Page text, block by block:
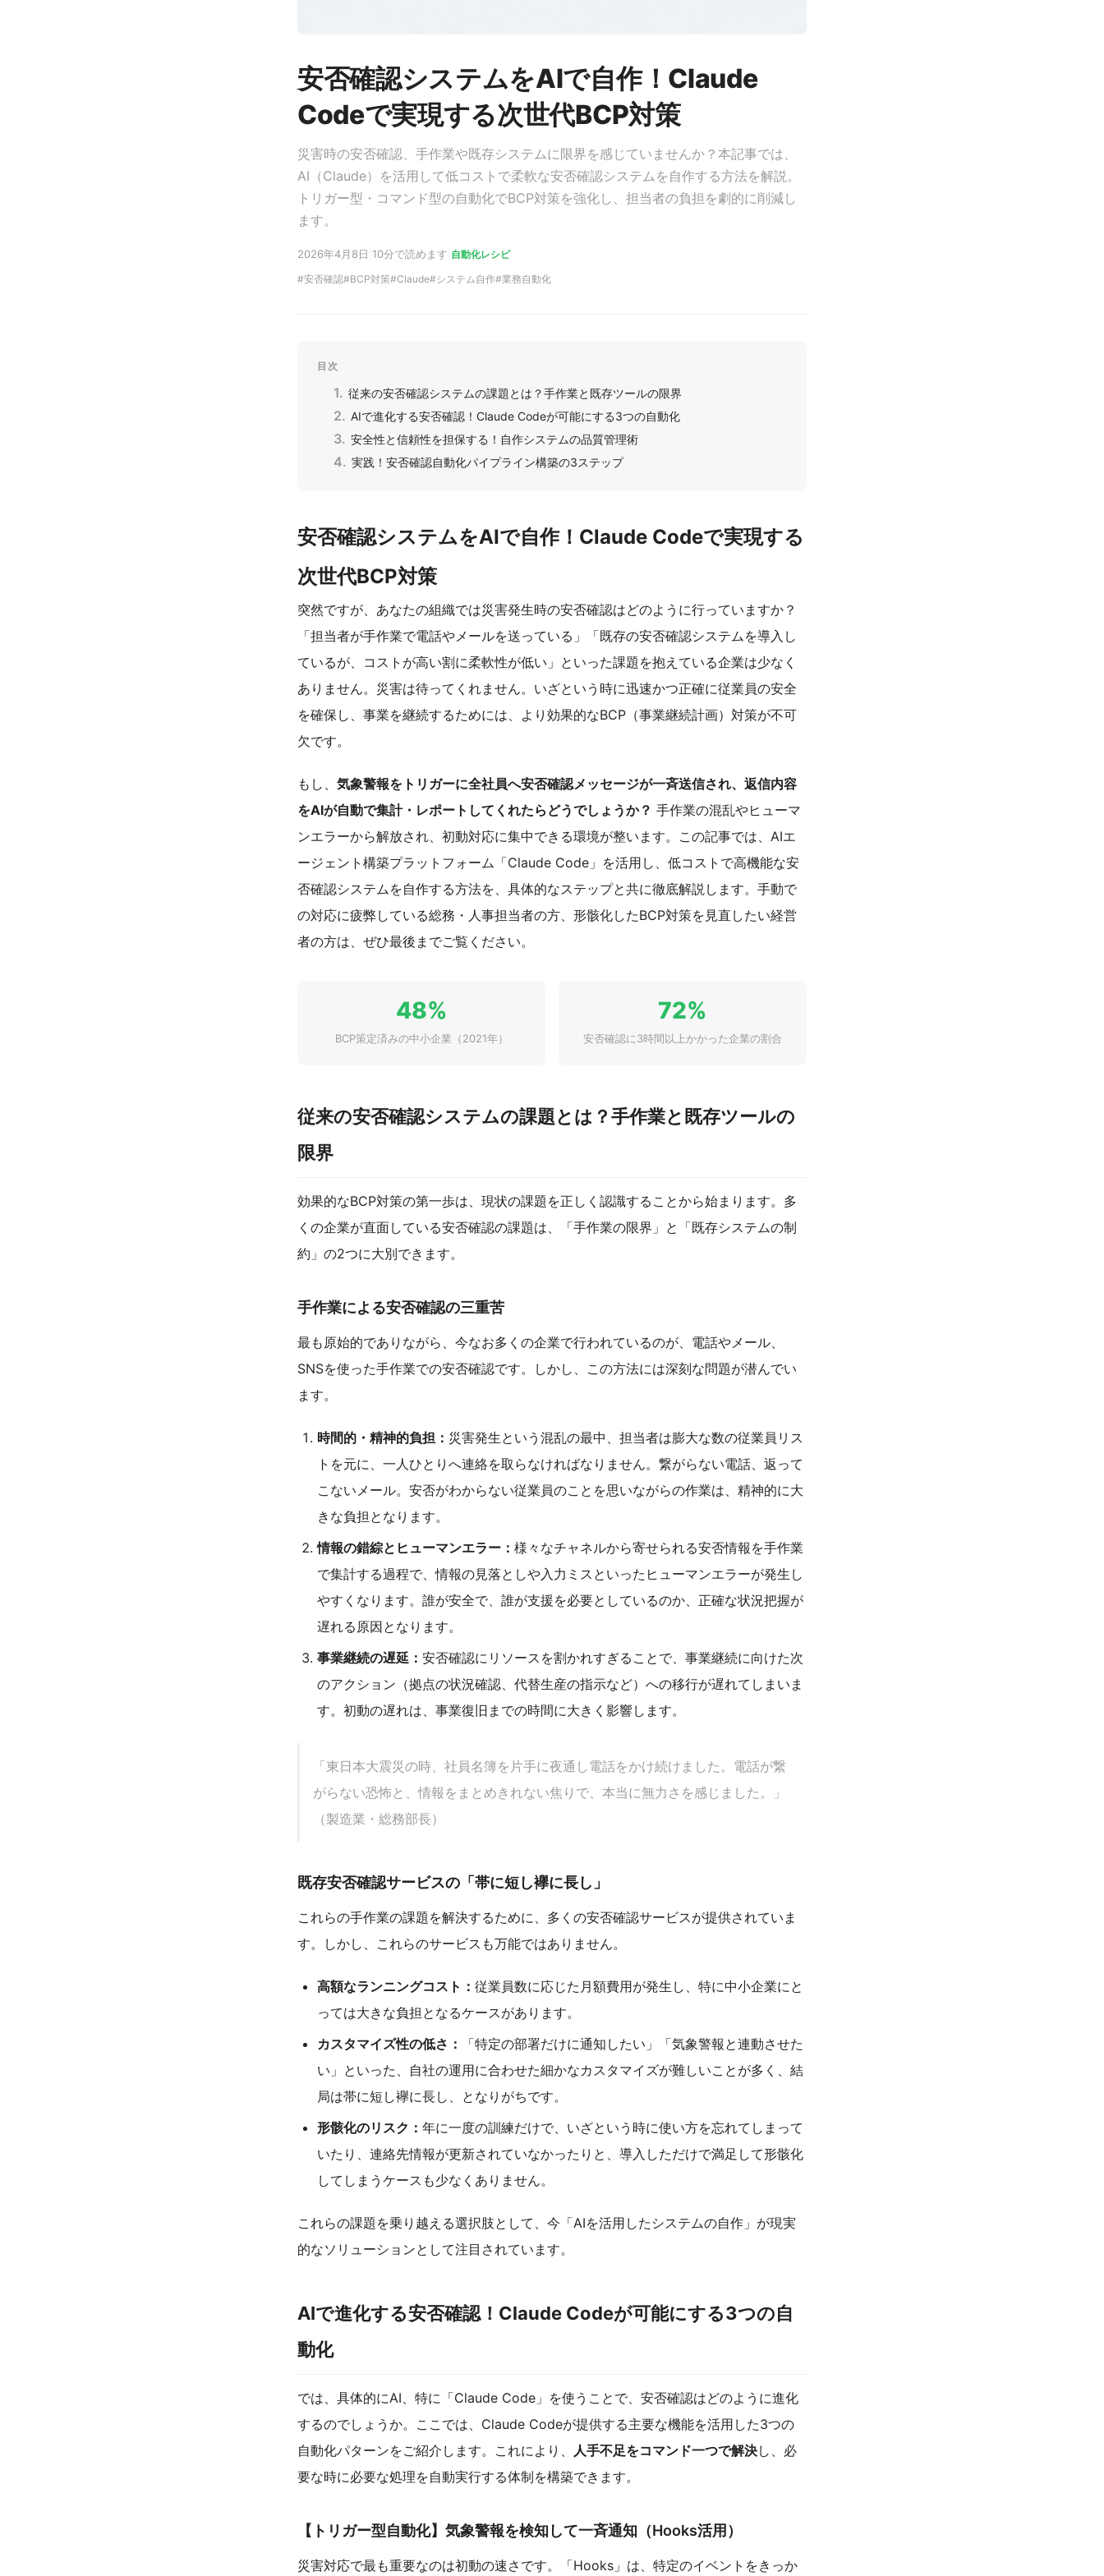
安否確認システムをAIで自作！Claude
Codeで実現する次世代BCP対策
災害時の安否確認、手作業や既存システムに限界を感じていませんか？本記事では、
AI（Claude）を活用して低コストで柔軟な安否確認システムを自作する方法を解説。
トリガー型・コマンド型の自動化でBCP対策を強化し、担当者の負担を劇的に削減し
ます。
2026年4月8日 10分で読めます 自動化レシピ
安否確認 BCP対策 Claude システム自作 業務自動化
目次
従来の安否確認システムの課題とは？手作業と既存ツールの限界
AIで進化する安否確認！Claude Codeが可能にする3つの自動化
安全性と信頼性を担保する！自作システムの品質管理術
実践！安否確認自動化パイプライン構築の3ステップ
安否確認システムをAIで自作！Claude Codeで実現する
次世代BCP対策
突然ですが、あなたの組織では災害発生時の安否確認はどのように行っていますか？
「担当者が手作業で電話やメールを送っている」「既存の安否確認システムを導入し
ているが、コストが高い割に柔軟性が低い」といった課題を抱えている企業は少なく
ありません。災害は待ってくれません。いざという時に迅速かつ正確に従業員の安全
を確保し、事業を継続するためには、より効果的なBCP（事業継続計画）対策が不可
欠です。
もし、 気象警報をトリガーに全社員へ安否確認メッセージが一斉送信され、返信内容
をAIが自動で集計・レポートしてくれたらどうでしょうか？ 手作業の混乱やヒューマ
ンエラーから解放され、初動対応に集中できる環境が整います。この記事では、AIエ
ージェント構築プラットフォーム「Claude Code」を活用し、低コストで高機能な安
否確認システムを自作する方法を、具体的なステップと共に徹底解説します。手動で
の対応に疲弊している総務・人事担当者の方、形骸化したBCP対策を見直したい経営
者の方は、ぜひ最後までご覧ください。
48%
BCP策定済みの中小企業（2021年）
72%
安否確認に3時間以上かかった企業の割合
従来の安否確認システムの課題とは？手作業と既存ツールの
限界
効果的なBCP対策の第一歩は、現状の課題を正しく認識することから始まります。多
くの企業が直面している安否確認の課題は、「手作業の限界」と「既存システムの制
約」の2つに大別できます。
手作業による安否確認の三重苦
最も原始的でありながら、今なお多くの企業で行われているのが、電話やメール、
SNSを使った手作業での安否確認です。しかし、この方法には深刻な問題が潜んでい
ます。
時間的・精神的負担： 災害発生という混乱の最中、担当者は膨大な数の従業員リス
トを元に、一人ひとりへ連絡を取らなければなりません。繋がらない電話、返って
こないメール。安否がわからない従業員のことを思いながらの作業は、精神的に大
きな負担となります。
情報の錯綜とヒューマンエラー： 様々なチャネルから寄せられる安否情報を手作業
で集計する過程で、情報の見落としや入力ミスといったヒューマンエラーが発生し
やすくなります。誰が安全で、誰が支援を必要としているのか、正確な状況把握が
遅れる原因となります。
事業継続の遅延： 安否確認にリソースを割かれすぎることで、事業継続に向けた次
のアクション（拠点の状況確認、代替生産の指示など）への移行が遅れてしまいま
す。初動の遅れは、事業復旧までの時間に大きく影響します。
「東日本大震災の時、社員名簿を片手に夜通し電話をかけ続けました。電話が繋
がらない恐怖と、情報をまとめきれない焦りで、本当に無力さを感じました。」
（製造業・総務部長）
既存安否確認サービスの「帯に短し襷に長し」
これらの手作業の課題を解決するために、多くの安否確認サービスが提供されていま
す。しかし、これらのサービスも万能ではありません。
高額なランニングコスト： 従業員数に応じた月額費用が発生し、特に中小企業にと
っては大きな負担となるケースがあります。
カスタマイズ性の低さ：
「特定の部署だけに通知したい」「気象警報と連動させた
い」といった、自社の運用に合わせた細かなカスタマイズが難しいことが多く、結
局は帯に短し襷に長し、となりがちです。
形骸化のリスク： 年に一度の訓練だけで、いざという時に使い方を忘れてしまって
いたり、連絡先情報が更新されていなかったりと、導入しただけで満足して形骸化
してしまうケースも少なくありません。
これらの課題を乗り越える選択肢として、今「AIを活用したシステムの自作」が現実
的なソリューションとして注目されています。
AIで進化する安否確認！Claude Codeが可能にする3つの自
動化
では、具体的にAI、特に「Claude Code」を使うことで、安否確認はどのように進化
するのでしょうか。ここでは、Claude Codeが提供する主要な機能を活用した3つの
自動化パターンをご紹介します。これにより、 人手不足をコマンド一つで解決し、必
要な時に必要な処理を自動実行する体制を構築できます。
【トリガー型自動化】気象警報を検知して一斉通知（Hooks活用）
災害対応で最も重要なのは初動の速さです。「Hooks」は、特定のイベントをきっか